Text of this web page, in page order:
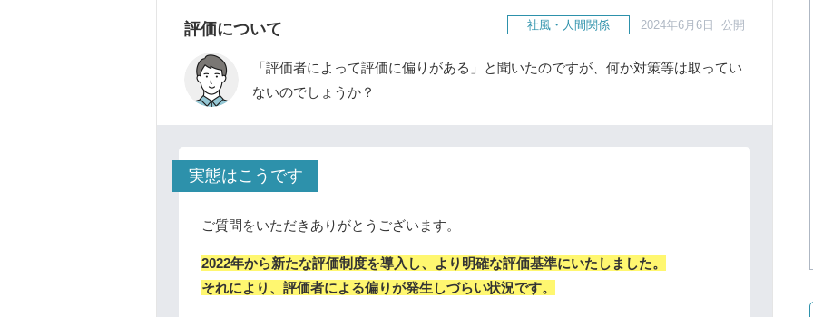
評価について 社風・人間関係 2024年6月6日 公開
「評価者によって評価に偏りがある」と聞いたのですが、何か対策等は取ってい
ないのでしょうか？
実態はこうです
ご質問をいただきありがとうございます。
2022年から新たな評価制度を導入し、より明確な評価基準にいたしました。
それにより、評価者による偏りが発生しづらい状況です。